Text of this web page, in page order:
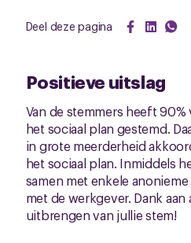
Deel deze pagina
Positieve uitslag
Van de stemmers heeft
het sociaal plan gestemd.
in grote meerderheid
het sociaal plan. Inmiddels
samen met enkele
met de werkgever. Dank
uitbrengen van jullie stem!